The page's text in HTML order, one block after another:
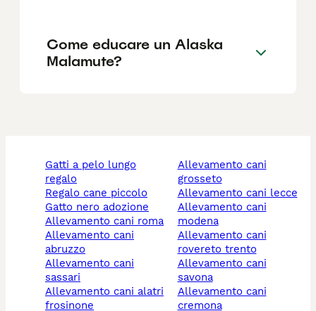
Come educare un Alaska
Malamute?
gatti a pelo lungo
regalo
regalo cane piccolo
gatto nero adozione
allevamento cani roma
allevamento cani
abruzzo
allevamento cani
sassari
allevamento cani alatri
frosinone
allevamento cani
grosseto
allevamento cani lecce
allevamento cani
modena
allevamento cani
rovereto trento
allevamento cani
savona
allevamento cani
cremona